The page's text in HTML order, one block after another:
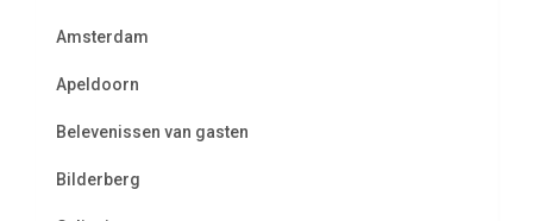
Amsterdam
Apeldoorn
Belevenissen van gasten
Bilderberg